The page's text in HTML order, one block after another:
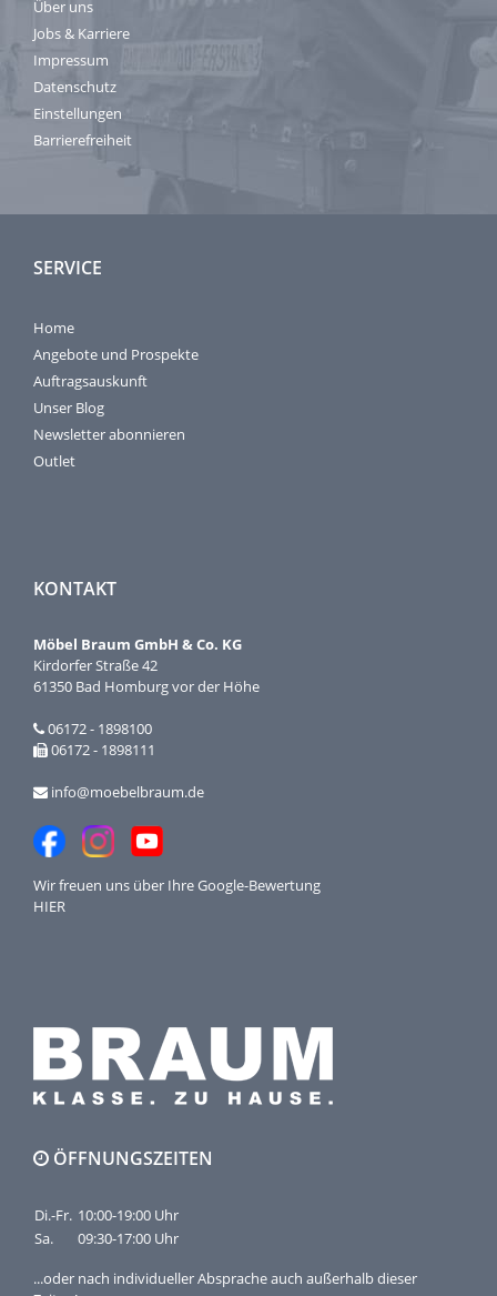
Über uns
Jobs & Karriere
Impressum
Datenschutz
Einstellungen
Barrierefreiheit
SERVICE
Home
Angebote und Prospekte
Auftragsauskunft
Unser Blog
Newsletter abonnieren
Outlet
KONTAKT
Möbel Braum GmbH & Co. KG
Kirdorfer Straße 42
61350 Bad Homburg vor der Höhe
06172 - 1898100
06172 - 1898111
info@moebelbraum.de
Wir freuen uns über IhreGoogle-Bewertung
HIER
ÖFFNUNGSZEITEN
Di.-Fr. 10:00-19:00 Uhr
Sa.
09:30-17:00 Uhr
...oder nach individueller Absprache auch außerhalb dieser